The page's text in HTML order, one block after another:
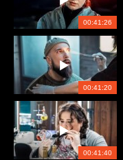
00:41:26
00:41:20
00:41:40